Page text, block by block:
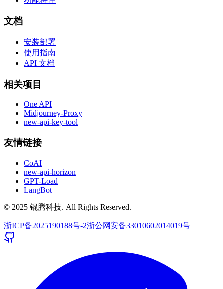
文档
安装部署
使用指南
API 文档
相关项目
One API
Midjourney-Proxy
new-api-key-tool
友情链接
CoAI
new-api-horizon
GPT-Load
LangBot
© 2025 锟腾科技. All Rights Reserved.
浙ICP备2025190188号-2浙公网安备33010602014019号